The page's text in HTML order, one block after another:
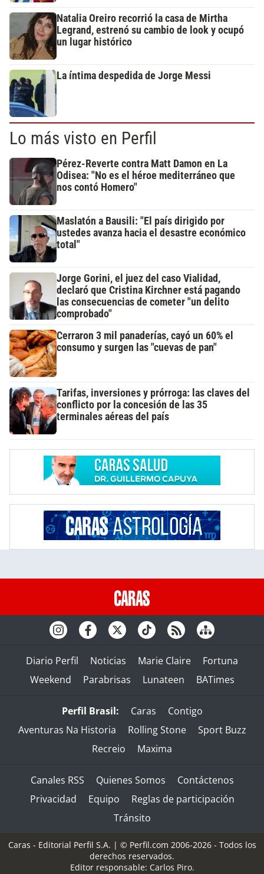
Natalia Oreiro recorrió la casa de Mirtha
Legrand, estrenó su cambio de look y ocupó
un lugar histórico
La íntima despedida de Jorge Messi
Lo más visto en Perfil
Pérez-Reverte contra Matt Damon en La
Odisea: "No es el héroe mediterráneo que
nos contó Homero"
Maslatón a Bausili: "El país dirigido por
ustedes avanza hacia el desastre económico
total"
Jorge Gorini, el juez del caso Vialidad,
declaró que Cristina Kirchner está pagando
las consecuencias de cometer "un delito
comprobado"
Cerraron 3 mil panaderías, cayó un 60% el
consumo y surgen las "cuevas de pan"
Tarifas, inversiones y prórroga: las claves del
conflicto por la concesión de las 35
terminales aéreas del país
Diario Perfil Noticias Marie Claire
Fortuna
Weekend
Parabrisas Lunateen BATimes
Perfil Brasil: Caras
Contigo
Aventuras Na Historia
Rolling Stone
Sport Buzz
Recreio
Maxima
Canales RSS Quienes Somos
Contáctenos
Privacidad
Equipo
Reglas de participación
Tránsito
Caras - Editorial Perfil S.A. | © Perfil.com 2006-2026 - Todos los
derechos reservados.
Editor responsable: Carlos Piro.